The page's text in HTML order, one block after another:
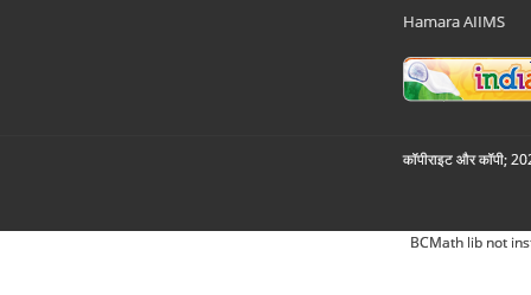
Hamara AIIMS
कॉपीराइट और कॉपी;
BCMath lib not